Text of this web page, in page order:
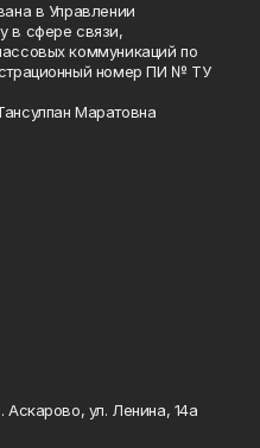
в Управлении
в сфере связи,
коммуникаций по
номер ПИ № ТУ
Маратовна
ул. Ленина, 14а